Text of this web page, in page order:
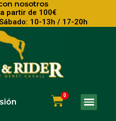
nosotros
partir de 100€
10-13h / 17-20h